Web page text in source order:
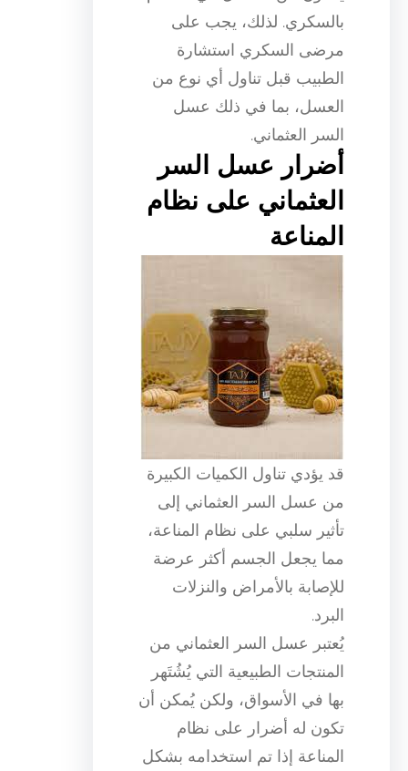
بالسكري. لذلك، يجب على
مرضى السكري استشارة
الطبيب قبل تناول أي نوع من
العسل، بما في ذلك عسل
السر العثماني.
أضرار عسل السر
العثماني على نظام
المناعة
قد يؤدي تناول الكميات الكبيرة
من عسل السر العثماني إلى
تأثير سلبي على نظام المناعة،
مما يجعل الجسم أكثر عرضة
للإصابة بالأمراض والنزلات
البرد.
يُعتبر عسل السر العثماني من
المنتجات الطبيعية التي يُشُتَهر
بها في الأسواق، ولكن يُمكن أن
تكون له أضرار على نظام
المناعة إذا تم استخدامه بشكل